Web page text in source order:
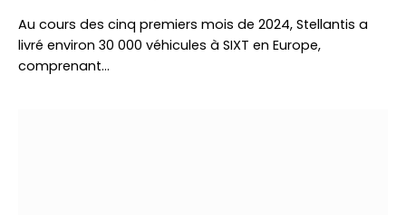
Au cours des cinq premiers mois de 2024, Stellantis a
livré environ 30 000 véhicules à SIXT en Europe,
comprenant…